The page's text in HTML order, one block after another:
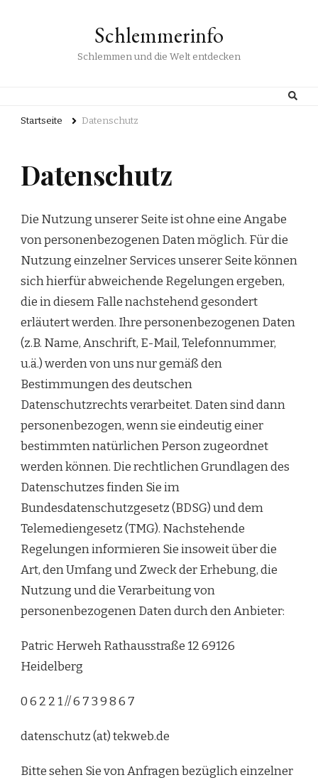
Schlemmerinfo
Schlemmen und die Welt entdecken
Startseite Datenschutz
Datenschutz
Die Nutzung unserer Seite ist ohne eine Angabe
von personenbezogenen Daten möglich. Für die
Nutzung einzelner Services unserer Seite können
sich hierfür abweichende Regelungen ergeben,
die in diesem Falle nachstehend gesondert
erläutert werden. Ihre personenbezogenen Daten
(z.B. Name, Anschrift, E-Mail, Telefonnummer,
u.ä.) werden von uns nur gemäß den
Bestimmungen des deutschen
Datenschutzrechts verarbeitet. Daten sind dann
personenbezogen, wenn sie eindeutig einer
bestimmten natürlichen Person zugeordnet
werden können. Die rechtlichen Grundlagen des
Datenschutzes finden Sie im
Bundesdatenschutzgesetz (BDSG) und dem
Telemediengesetz (TMG). Nachstehende
Regelungen informieren Sie insoweit über die
Art, den Umfang und Zweck der Erhebung, die
Nutzung und die Verarbeitung von
personenbezogenen Daten durch den Anbieter:
Patric Herweh Rathausstraße 12 69126
Heidelberg
0 6 2 2 1 // 6 7 3 9 8 6 7
datenschutz (at) tekweb.de
Bitte sehen Sie von Anfragen bezüglich einzelner